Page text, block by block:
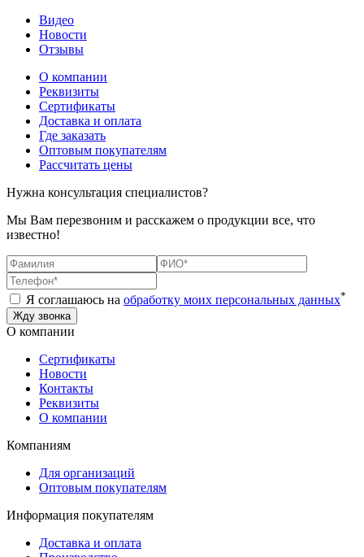
Видео
Новости
Отзывы
О компании
Реквизиты
Сертификаты
Доставка и оплата
Где заказать
Оптовым покупателям
Рассчитать цены
Нужна консультация специалистов?
Мы Вам перезвоним и расскажем о продукции все, что
известно!
Я соглашаюсь на обработку моих персональных данных*
О компании
Сертификаты
Новости
Контакты
Реквизиты
О компании
Компаниям
Для организаций
Оптовым покупателям
Информация покупателям
Доставка и оплата